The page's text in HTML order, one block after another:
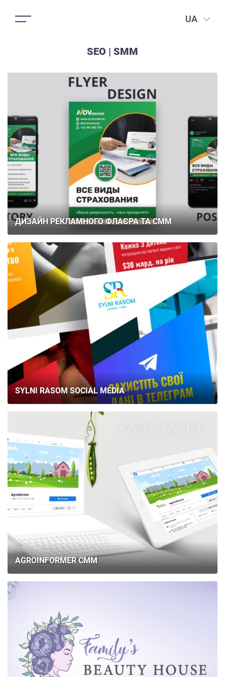
UA
SEO | SMM
ДИЗАЙН РЕКЛАМНОГО ФЛАЄРА ТА СММ
SYLNI RASOM SOCIAL MEDIA
AGROINFORMER СММ